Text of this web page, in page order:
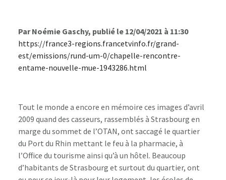
Par Noémie Gaschy, publié le 12/04/2021 à 11:30
https://france3-regions.francetvinfo.fr/grand-
est/emissions/rund-um-0/chapelle-rencontre-
entame-nouvelle-mue-1943286.html
Tout le monde a encore en mémoire ces images d’avril
2009 quand des casseurs, rassemblés à Strasbourg en
marge du sommet de l’OTAN, ont saccagé le quartier
du Port du Rhin mettant le feu à la pharmacie, à
l’Office du tourisme ainsi qu’à un hôtel. Beaucoup
d’habitants de Strasbourg et surtout du quartier, ont